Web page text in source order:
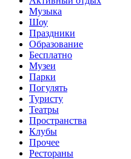
Музыка
Шоу
Праздники
Образование
Бесплатно
Музеи
Парки
Погулять
Туристу
Театры
Пространства
Клубы
Прочее
Рестораны